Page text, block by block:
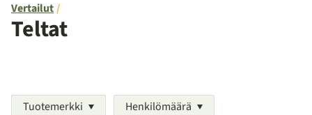
Vertailut
Teltat
Tuotemerkki
Henkilömäärä